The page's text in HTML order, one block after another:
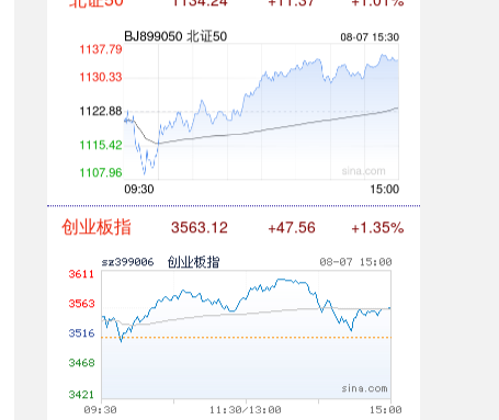
创业板指 +1.35%
基金指数 7242.10 +12.30 +0.17%